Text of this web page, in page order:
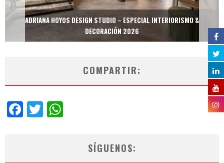
ADRIANA HOYOS DESIGN STUDIO – ESPECIAL INTERIORISMO &
DECORACIÓN 2026
COMPARTIR:
Facebook
Twitter
SÍGUENOS: